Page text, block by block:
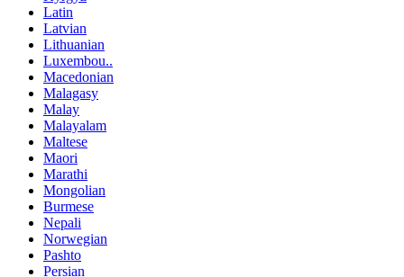
Latin
Latvian
Lithuanian
Luxembou..
Macedonian
Malagasy
Malay
Malayalam
Maltese
Maori
Marathi
Mongolian
Burmese
Nepali
Norwegian
Pashto
Persian